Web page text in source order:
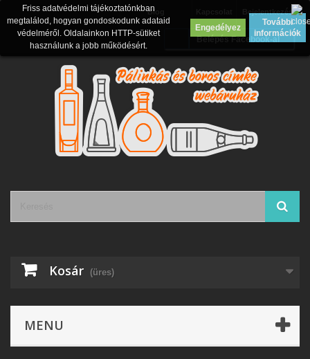
Bejelentkezés
Blog
Belépés Facebook-al
Kosár (üres)
MENU
Friss adatvédelmi tájékoztatónkban
megtalálod, hogyan gondoskodunk adataid
védelméről. Oldalainkon HTTP-sütiket
használunk a jobb működésért.
Engedélyez
További
információk